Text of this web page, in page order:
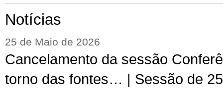
Notícias
25 de Maio de 2026
Cancelamento da sessão
torno das fontes… | Sessão de